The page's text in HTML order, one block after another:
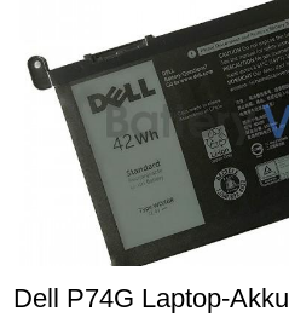
Dell P74G Laptop-Akku